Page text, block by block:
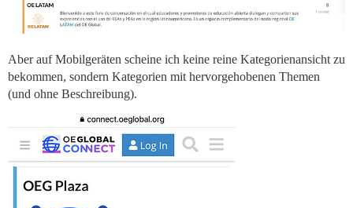
Aber auf Mobilgeräten scheine ich keine reine Kategorienansicht zu
bekommen, sondern Kategorien mit hervorgehobenen Themen
(und ohne Beschreibung).